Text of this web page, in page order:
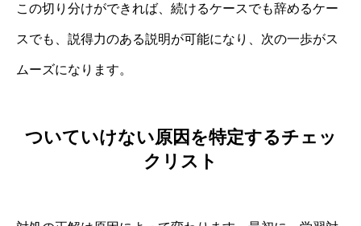
この切り分けができれば、続けるケースでも辞めるケー
スでも、説得力のある説明が可能になり、次の一歩がス
ムーズになります。
ついていけない原因を特定するチェッ
クリスト